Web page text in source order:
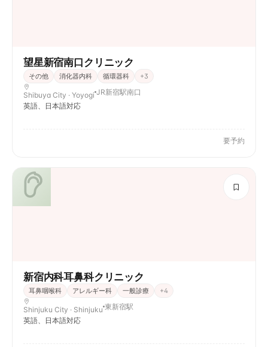
望星新宿南口クリニック
その他 消化器内科 循環器科 +3
Shibuya City · Yoyogi JR新宿駅南口
英語、日本語対応
要予約
新宿内科耳鼻科クリニック
耳鼻咽喉科 アレルギー科 一般診療 +4
Shinjuku City · Shinjuku 東新宿駅
英語、日本語対応